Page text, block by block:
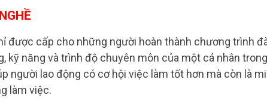
được cấp cho những người hoàn thành chương trình
kỹ năng và trình độ chuyên môn của một cá nhân trong
người lao động có cơ hội việc làm tốt hơn mà còn là
làm việc.